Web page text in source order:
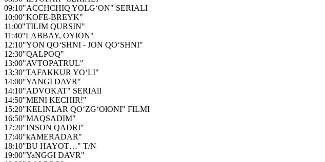
09:10"ACCHCHIQ YOLG‘ON" SERIALI
10:00"KOFE-BREYK"
11:00"TILIM QURSIN"
11:40"LABBAY, OYION"
12:10"YON QO‘SHNI - JON QO‘SHNI"
12:30"QALPOQ"
13:00"AVTOPATRUL"
13:30"TAFAKKUR YO‘LI"
14:00"YANGI DAVR"
14:10"ADVOKAT" SERIAlI
14:50"MENI KECHIR!"
15:20"KELINLAR QO‘ZG‘OlONI" FILMI
16:50"MAQSADIM"
17:20"INSON QADRI"
17:40"kAMERADAR"
18:10"BU HAYOT…" T/N
19:00"YaNGGI DAVR"